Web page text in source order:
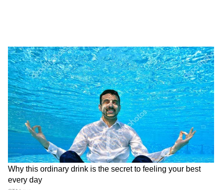
3
6
Image Credit :ANI
স্বাস্থ্য পরিষেবা নিয়ে বড় ঘোষণা
রোগীদের খাবারের দৈনিক বরাদ্দ ৫৪ টাকা থেকে